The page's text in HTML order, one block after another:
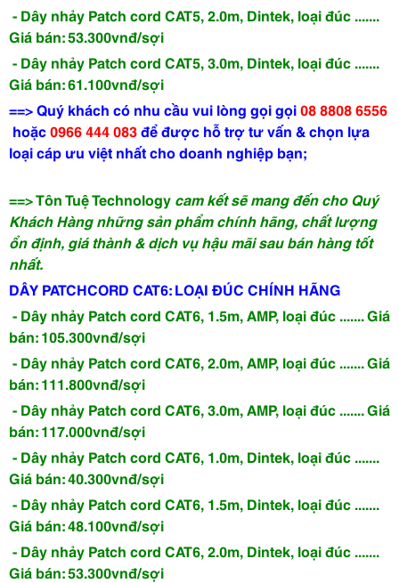
- Dây nhảy Patch cord CAT5, 2.0m, Dintek, loại đúc .......
Giá bán: 53.300vnđ/sợi
- Dây nhảy Patch cord CAT5, 3.0m, Dintek, loại đúc .......
Giá bán: 61.100vnđ/sợi
==> Quý khách có nhu cầu vui lòng gọigọi08 8808 6556
hoặc0966 444 083để được hỗ trợ tư vấn & chọn lựa
loại cáp ưu việt nhất cho doanh nghiệp bạn;
==> Tôn Tuệ Technology cam kết sẽ mang đến cho Quý
Khách Hàng những sản phẩm chính hãng, chất lượng
ổn định, giá thành & dịch vụ hậu mãi sau bán hàng tốt
nhất.
DÂY PATCHCORD CAT6: LOẠI ĐÚC CHÍNH HÃNG
- Dây nhảy Patch cord CAT6, 1.5m, AMP, loại đúc ....... Giá
bán: 105.300vnđ/sợi
- Dây nhảy Patch cord CAT6, 2.0m, AMP, loại đúc ....... Giá
bán: 111.800vnđ/sợi
- Dây nhảy Patch cord CAT6, 3.0m, AMP, loại đúc ....... Giá
bán: 117.000vnđ/sợi
- Dây nhảy Patch cord CAT6, 1.0m, Dintek, loại đúc .......
Giá bán: 40.300vnđ/sợi
- Dây nhảy Patch cord CAT6, 1.5m, Dintek, loại đúc .......
Giá bán: 48.100vnđ/sợi
- Dây nhảy Patch cord CAT6, 2.0m, Dintek, loại đúc .......
Giá bán: 53.300vnđ/sợi